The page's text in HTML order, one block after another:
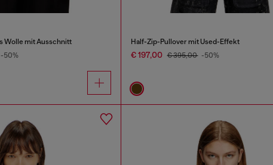
Wolle mit Ausschnitt
-50%
Half-Zip-Pullover mit Used-Effekt
€ 197,00 € 395,00 -50%